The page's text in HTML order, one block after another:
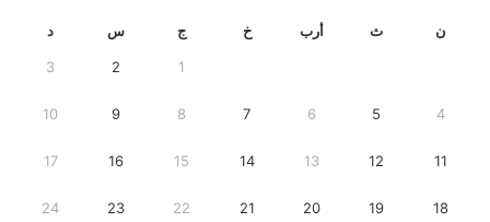
ن ث أرب خ ج س د
1
2
3
4
5
6
7
8
9
10
11
12
13
14
15
16
17
18
19
20
21
22
23
24